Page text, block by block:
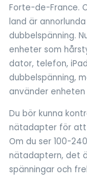
Forte-de-France.
land är
dubbelspänning.
enheter som
dator, telefon,
dubbelspänning,
använder
Du bör kunna
nätadapter för att
Om du ser 100-
nätadaptern, det
spänningar och